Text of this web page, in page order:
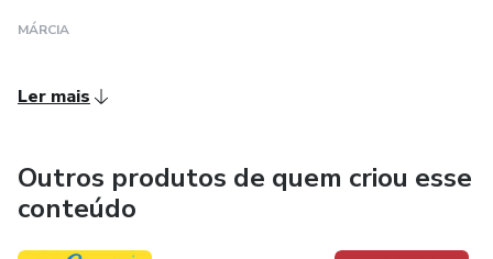
MÁRCIA
Ler mais
Outros produtos de quem criou esse
conteúdo